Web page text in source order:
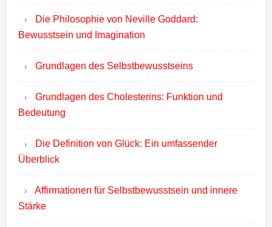
Die Philosophie von Neville Goddard:
Bewusstsein und Imagination
Grundlagen des Selbstbewusstseins
Grundlagen des Cholesterins: Funktion und
Bedeutung
Die Definition von Glück: Ein umfassender
Überblick
Affirmationen für Selbstbewusstsein und innere
Stärke